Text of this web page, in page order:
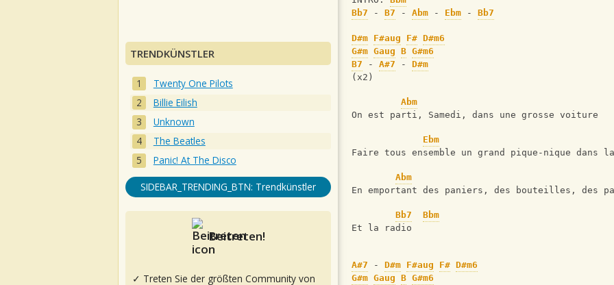
Bb7 - B7 - Abm - Ebm - Bb7
D#m F#aug F# D#m6
G#m Gaug B G#m6
B7 - A#7 - D#m
(x2)
Abm
On est parti, Samedi, dans une grosse voiture
Ebm
Faire tous ensemble un grand pique-nique dans
Abm
En emportant des paniers, des bouteilles, des
Bb7
Bbm
Et la radio
A#7 - D#m F#aug F# D#m6
G#m Gaug B G#m6
TRENDKÜNSTLER
Twenty One Pilots
Billie Eilish
Unknown
The Beatles
Panic! At The Disco
SIDEBAR_TRENDING_BTN: Trendkünstler
Beitreten!
✓ Treten Sie der größten Community von